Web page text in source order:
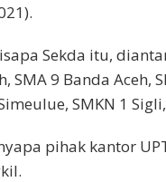
Sekda itu,
SMA 9 Banda Aceh,
SMKN 1
pihak kantor